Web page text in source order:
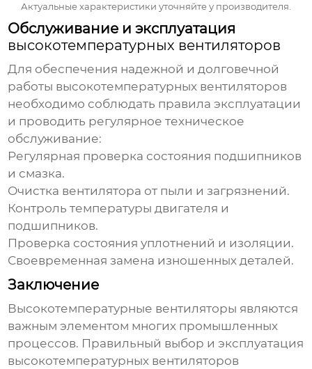
Актуальные характеристики уточняйте у производителя.
Обслуживание и эксплуатация
высокотемпературных вентиляторов
Для обеспечения надежной и долговечной
работы высокотемпературных вентиляторов
необходимо соблюдать правила эксплуатации
и проводить регулярное техническое
обслуживание:
Регулярная проверка состояния подшипников
и смазка.
Очистка вентилятора от пыли и загрязнений.
Контроль температуры двигателя и
подшипников.
Проверка состояния уплотнений и изоляции.
Своевременная замена изношенных деталей.
Заключение
Высокотемпературные вентиляторы являются
важным элементом многих промышленных
процессов. Правильный выбор и эксплуатация
высокотемпературных вентиляторов